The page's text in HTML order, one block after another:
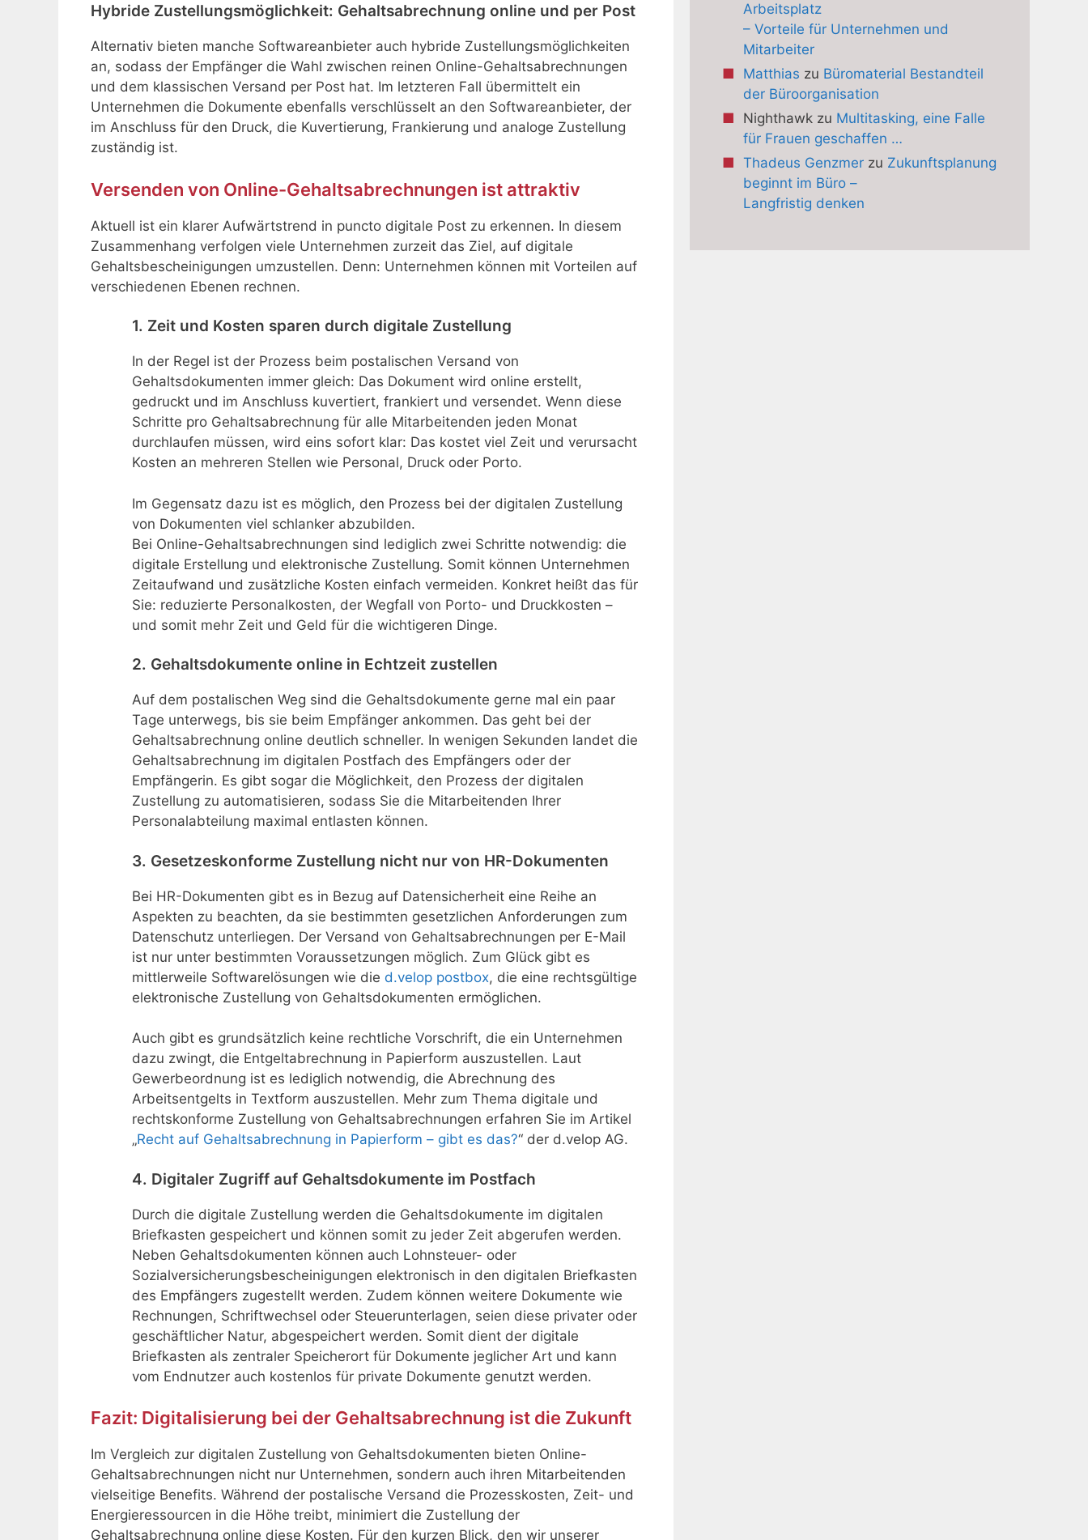
Hybride Zustellungsmöglichkeit: Gehaltsabrechnung online und per Post
Alternativ bieten manche Softwareanbieter auch hybride Zustellungsmöglichkeiten
an, sodass der Empfänger die Wahl zwischen reinen Online-Gehaltsabrechnungen
und dem klassischen Versand per Post hat. Im letzteren Fall übermittelt ein
Unternehmen die Dokumente ebenfalls verschlüsselt an den Softwareanbieter, der
im Anschluss für den Druck, die Kuvertierung, Frankierung und analoge Zustellung
zuständig ist.
Versenden von Online-Gehaltsabrechnungen ist attraktiv
Aktuell ist ein klarer Aufwärtstrend in puncto digitale Post zu erkennen. In diesem
Zusammenhang verfolgen viele Unternehmen zurzeit das Ziel, auf digitale
Gehaltsbescheinigungen umzustellen. Denn: Unternehmen können mit Vorteilen auf
verschiedenen Ebenen rechnen.
1. Zeit und Kosten sparen durch digitale Zustellung
In der Regel ist der Prozess beim postalischen Versand von
Gehaltsdokumenten immer gleich: Das Dokument wird online erstellt,
gedruckt und im Anschluss kuvertiert, frankiert und versendet. Wenn diese
Schritte pro Gehaltsabrechnung für alle Mitarbeitenden jeden Monat
durchlaufen müssen, wird eins sofort klar: Das kostet viel Zeit und verursacht
Kosten an mehreren Stellen wie Personal, Druck oder Porto.
Im Gegensatz dazu ist es möglich, den Prozess bei der digitalen Zustellung
von Dokumenten viel schlanker abzubilden.
Bei Online-Gehaltsabrechnungen sind lediglich zwei Schritte notwendig: die
digitale Erstellung und elektronische Zustellung. Somit können Unternehmen
Zeitaufwand und zusätzliche Kosten einfach vermeiden. Konkret heißt das für
Sie: reduzierte Personalkosten, der Wegfall von Porto- und Druckkosten –
und somit mehr Zeit und Geld für die wichtigeren Dinge.
2. Gehaltsdokumente online in Echtzeit zustellen
Auf dem postalischen Weg sind die Gehaltsdokumente gerne mal ein paar
Tage unterwegs, bis sie beim Empfänger ankommen. Das geht bei der
Gehaltsabrechnung online deutlich schneller. In wenigen Sekunden landet die
Gehaltsabrechnung im digitalen Postfach des Empfängers oder der
Empfängerin. Es gibt sogar die Möglichkeit, den Prozess der digitalen
Zustellung zu automatisieren, sodass Sie die Mitarbeitenden Ihrer
Personalabteilung maximal entlasten können.
3. Gesetzeskonforme Zustellung nicht nur von HR-Dokumenten
Bei HR-Dokumenten gibt es in Bezug auf Datensicherheit eine Reihe an
Aspekten zu beachten, da sie bestimmten gesetzlichen Anforderungen zum
Datenschutz unterliegen. Der Versand von Gehaltsabrechnungen per E-Mail
ist nur unter bestimmten Voraussetzungen möglich. Zum Glück gibt es
mittlerweile Softwarelösungen wie die d.velop postbox, die eine rechtsgültige
elektronische Zustellung von Gehaltsdokumenten ermöglichen.
Auch gibt es grundsätzlich keine rechtliche Vorschrift, die ein Unternehmen
dazu zwingt, die Entgeltabrechnung in Papierform auszustellen. Laut
Gewerbeordnung ist es lediglich notwendig, die Abrechnung des
Arbeitsentgelts in Textform auszustellen. Mehr zum Thema digitale und
rechtskonforme Zustellung von Gehaltsabrechnungen erfahren Sie im Artikel
„Recht auf Gehaltsabrechnung in Papierform – gibt es das?“ der d.velop AG.
4. Digitaler Zugriff auf Gehaltsdokumente im Postfach
Durch die digitale Zustellung werden die Gehaltsdokumente im digitalen
Briefkasten gespeichert und können somit zu jeder Zeit abgerufen werden.
Neben Gehaltsdokumenten können auch Lohnsteuer- oder
Sozialversicherungsbescheinigungen elektronisch in den digitalen Briefkasten
des Empfängers zugestellt werden. Zudem können weitere Dokumente wie
Rechnungen, Schriftwechsel oder Steuerunterlagen, seien diese privater oder
geschäftlicher Natur, abgespeichert werden. Somit dient der digitale
Briefkasten als zentraler Speicherort für Dokumente jeglicher Art und kann
vom Endnutzer auch kostenlos für private Dokumente genutzt werden.
Fazit: Digitalisierung bei der Gehaltsabrechnung ist die Zukunft
Im Vergleich zur digitalen Zustellung von Gehaltsdokumenten bieten Online-
Gehaltsabrechnungen nicht nur Unternehmen, sondern auch ihren Mitarbeitenden
vielseitige Benefits. Während der postalische Versand die Prozesskosten, Zeit- und
Energieressourcen in die Höhe treibt, minimiert die Zustellung der
Gehaltsabrechnung online diese Kosten. Für den kurzen Blick, den wir unserer
Arbeitsplatz
– Vorteile für Unternehmen und
Mitarbeiter
Matthias zu Büromaterial Bestandteil
der Büroorganisation
Nighthawkzu Multitasking, eine Falle
für Frauen geschaffen …
Thadeus Genzmerzu Zukunftsplanung
beginnt im Büro –
Langfristig denken